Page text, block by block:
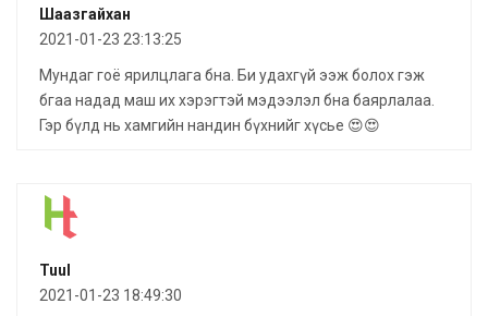
Шаазгайхан
2021-01-23 23:13:25
Мундаг гоё ярилцлага бна. Би удахгүй ээж болох гэж
бгаа надад маш их хэрэгтэй мэдээлэл бна баярлалаа.
Гэр бүлд нь хамгийн нандин бүхнийг хүсье 😍😍
Tuul
2021-01-23 18:49:30